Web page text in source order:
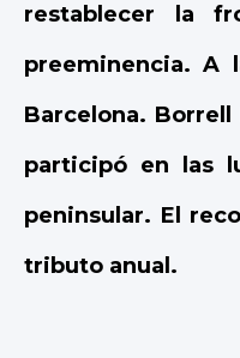
restablecer la
preeminencia. A
Barcelona. Borrell
participó en las
peninsular. El
tributo anual.